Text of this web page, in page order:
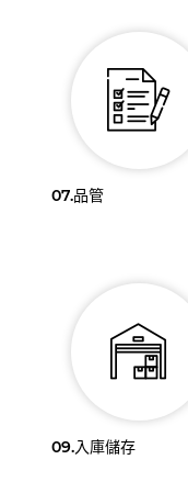
07.品管
09.入庫儲存